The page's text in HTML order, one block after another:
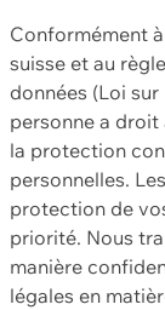
Conformément
suisse et au
données (Loi
personne a
la protection
personnelles.
protection de
priorité. Nous
manière
légales en